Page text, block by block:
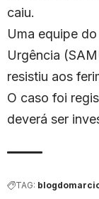
caiu.
Uma equipe
Urgência
resistiu aos
O caso foi
deverá ser
TAG: